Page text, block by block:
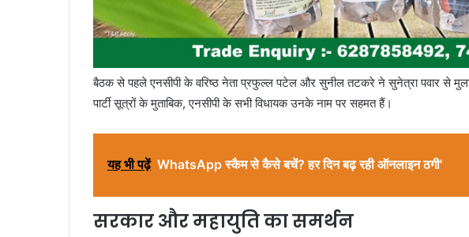
बैठक से पहले एनसीपी के वरिष्ठ नेता प्रफुल्ल पटेल और सुनील तटकरे ने सुनेत्रा पवार से
पार्टी सूत्रों के मुताबिक, एनसीपी के सभी विधायक उनके नाम पर सहमत हैं।
यह भी पढ़ें WhatsApp स्कैम से कैसे बचें? हर दिन बढ़ रही ऑनलाइन ठगी'
सरकार और महायुति का समर्थन